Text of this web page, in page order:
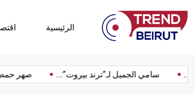
الرئيسية
سامي الجميل لـ”ترند بيروت”:... مع...